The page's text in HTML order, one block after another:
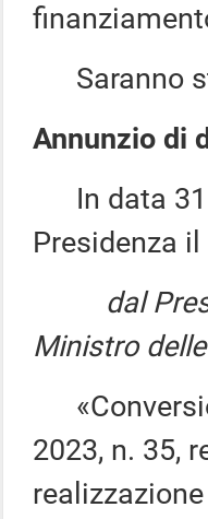
Saranno
Annunzio di
In data 31
Presidenza
dal
Ministro
2023, n. 35,